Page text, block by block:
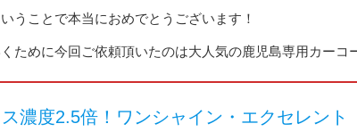
うことで本当におめでとうございます！
ために今回ご依頼頂いたのは大人気の鹿児島専用カーコ
濃度2.5倍！ワンシャイン・エクセレント